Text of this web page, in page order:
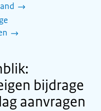
bijdrage
aanvragen